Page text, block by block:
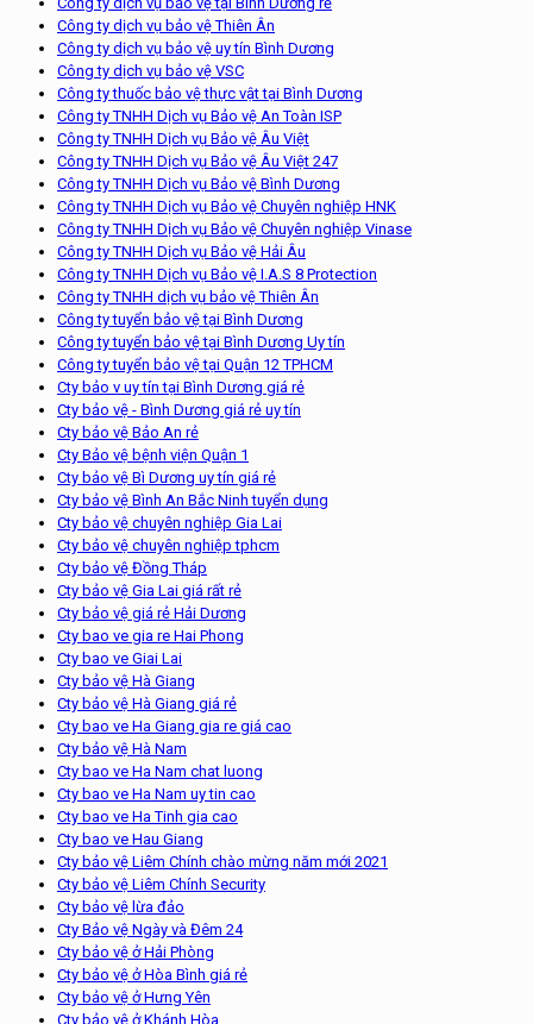
Công ty dịch vụ bảo vệ Thiên Ân
Công ty dịch vụ bảo vệ uy tín Bình Dương
Công ty dịch vụ bảo vệ VSC
Công ty thuốc bảo vệ thực vật tại Bình Dương
Công ty TNHH Dịch vụ Bảo vệ An Toàn ISP
Công ty TNHH Dịch vụ Bảo vệ Âu Việt
Công ty TNHH Dịch vụ Bảo vệ Âu Việt 247
Công ty TNHH Dịch vụ Bảo vệ Bình Dương
Công ty TNHH Dịch vụ Bảo vệ Chuyên nghiệp HNK
Công ty TNHH Dịch vụ Bảo vệ Chuyên nghiệp Vinase
Công ty TNHH Dịch vụ Bảo vệ Hải Âu
Công ty TNHH Dịch vụ Bảo vệ I.A.S 8 Protection
Công ty TNHH dịch vụ bảo vệ Thiên Ân
Công ty tuyển bảo vệ tại Bình Dương
Công ty tuyển bảo vệ tại Bình Dương Uy tín
Công ty tuyển bảo vệ tại Quận 12 TPHCM
Cty bảo v uy tín tại Bình Dương giá rẻ
Cty bảo vệ - Bình Dương giá rẻ uy tín
Cty bảo vệ Bảo An rẻ
Cty Bảo vệ bệnh viện Quận 1
Cty bảo vệ Bì Dương uy tín giá rẻ
Cty bảo vệ Bình An Bắc Ninh tuyển dụng
Cty bảo vệ chuyên nghiệp Gia Lai
Cty bảo vệ chuyên nghiệp tphcm
Cty bảo vệ Đồng Tháp
Cty bảo vệ Gia Lai giá rất rẻ
Cty bảo vệ giá rẻ Hải Dương
Cty bao ve gia re Hai Phong
Cty bao ve Giai Lai
Cty bảo vệ Hà Giang
Cty bảo vệ Hà Giang giá rẻ
Cty bao ve Ha Giang gia re giá cao
Cty bảo vệ Hà Nam
Cty bao ve Ha Nam chat luong
Cty bao ve Ha Nam uy tin cao
Cty bao ve Ha Tinh gia cao
Cty bao ve Hau Giang
Cty bảo vệ Liêm Chính chào mừng năm mới 2021
Cty bảo vệ Liêm Chính Security
Cty bảo vệ lừa đảo
Cty Bảo vệ Ngày và Đêm 24
Cty bảo vệ ở Hải Phòng
Cty bảo vệ ở Hòa Bình giá rẻ
Cty bảo vệ ở Hưng Yên
Cty bảo vệ ở Khánh Hòa